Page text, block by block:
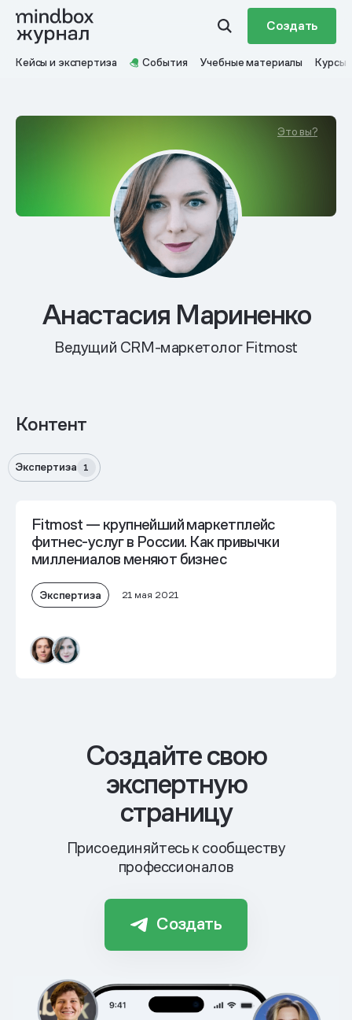
Создать
Кейсы и экспертиза События Учебные материалы Курсы
Это вы?
Анастасия Мариненко
Ведущий CRM-маркетолог Fitmost
Контент
Экспертиза 1
Fitmost — крупнейший маркетплейс
фитнес-услуг в России. Как привычки
миллениалов меняют бизнес
Экспертиза 21 мая 2021
Cоздайте свою
экспертную
страницу
Присоединяйтесь к сообществу
профессионалов
Создать